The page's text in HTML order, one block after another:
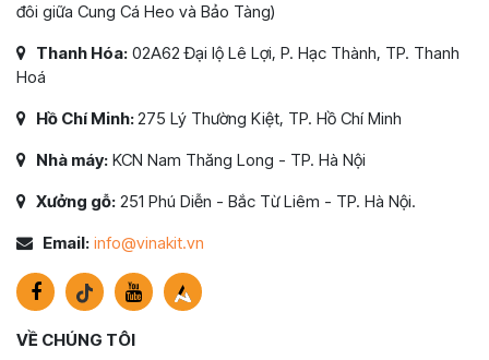
đôi giữa Cung Cá Heo và Bảo Tàng)
Thanh Hóa: 02A62 Đại lộ Lê Lợi, P. Hạc Thành, TP. Thanh
Hoá
Hồ Chí Minh:275 Lý Thường Kiệt, TP. Hồ Chí Minh
Nhà máy: KCN Nam Thăng Long - TP. Hà Nội
Xưởng gỗ: 251 Phú Diễn - Bắc Từ Liêm - TP. Hà Nội.
Email: info@vinakit.vn
VỀ CHÚNG TÔI